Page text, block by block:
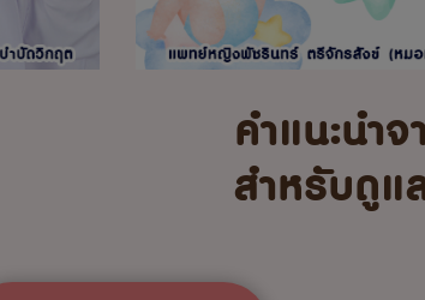
คำแนะนำ
สำหรับดูแ